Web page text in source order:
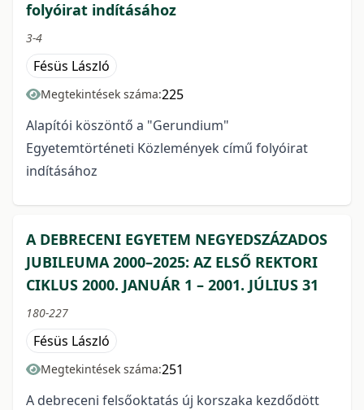
folyóirat indításához
3-4
Fésüs László
Megtekintések száma:225
Alapítói köszöntő a "Gerundium"
Egyetemtörténeti Közlemények című folyóirat
indításához
A DEBRECENI EGYETEM NEGYEDSZÁZADOS
JUBILEUMA 2000–2025: AZ ELSŐ REKTORI
CIKLUS 2000. JANUÁR 1 – 2001. JÚLIUS 31
180-227
Fésüs László
Megtekintések száma:251
A debreceni felsőoktatás új korszaka kezdődött